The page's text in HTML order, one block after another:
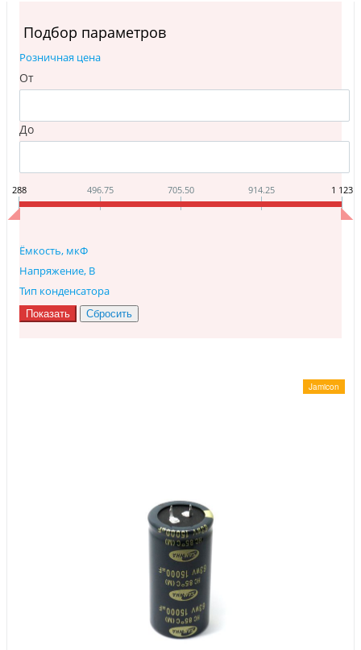
Материалы
Ножи
Подбор параметров
Розничная цена
От
До
288 496.75 705.50 914.25 1 123
Ёмкость, мкФ
Напряжение, В
Тип конденсатора
Jamicon